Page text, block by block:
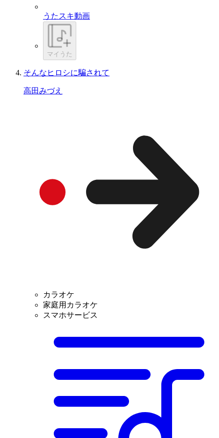
うたスキ動画
マイうた
そんなヒロシに騙されて
高田みづえ
カラオケ
家庭用カラオケ
スマホサービス